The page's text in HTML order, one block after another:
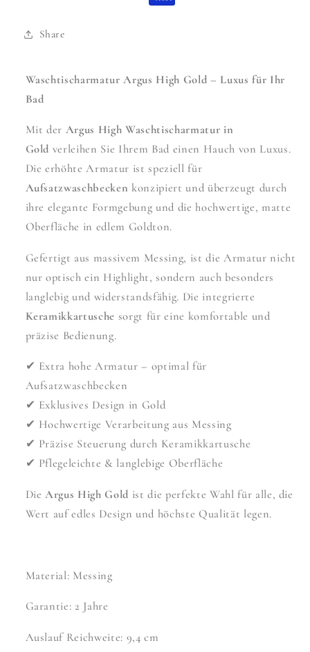
Share
Waschtischarmatur Argus High Gold – Luxus für Ihr
Bad
Mit der Argus High Waschtischarmatur in
Gold verleihen Sie Ihrem Bad einen Hauch von Luxus.
Die erhöhte Armatur ist speziell für
Aufsatzwaschbecken konzipiert und überzeugt durch
ihre elegante Formgebung und die hochwertige, matte
Oberfläche in edlem Goldton.
Gefertigt aus massivem Messing, ist die Armatur nicht
nur optisch ein Highlight, sondern auch besonders
langlebig und widerstandsfähig. Die integrierte
Keramikkartusche sorgt für eine komfortable und
präzise Bedienung.
✔ Extra hohe Armatur – optimal für
Aufsatzwaschbecken
✔ Exklusives Design in Gold
✔ Hochwertige Verarbeitung aus Messing
✔ Präzise Steuerung durch Keramikkartusche
✔ Pflegeleichte & langlebige Oberfläche
DieArgus High Gold ist die perfekte Wahl für alle, die
Wert auf edles Design und höchste Qualität legen.
Material: Messing
Garantie: 2 Jahre
Auslauf Reichweite: 9,4 cm